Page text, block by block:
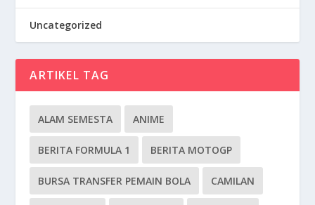
Uncategorized
ARTIKEL TAG
ALAM SEMESTA ANIME
BERITA FORMULA 1 BERITA MOTOGP
BURSA TRANSFER PEMAIN BOLA CAMILAN